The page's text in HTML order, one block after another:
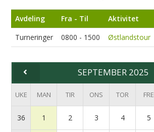
Avdeling Fra - Til
Aktivitet
Turneringer
0800 - 1500 Østlandstour
SEPTEMBER 2025
UKE MAN TIR ONS TOR FRE
36 1 2 3 4 5